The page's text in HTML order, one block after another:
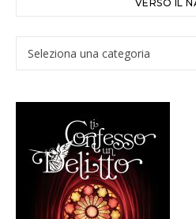
VERSO IL
Verso il Nadir